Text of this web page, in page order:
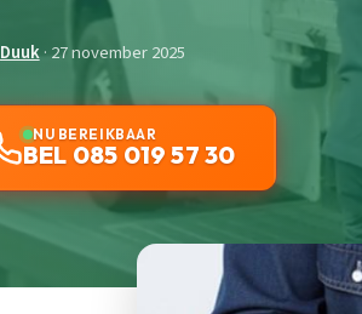
Duuk· 27 november 2025
NU BEREIKBAAR
BEL 085 019 57 30